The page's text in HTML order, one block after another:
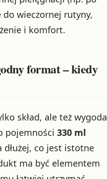
do wieczornej rutyny,
i komfort.
format – kiedy
skład, ale też wygoda
pojemności 330 ml
dłużej, co jest istotne
ma być elementem